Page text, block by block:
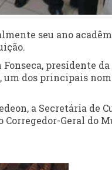
seu ano
presidente
um dos principais
a Secretária de
Corregedor-Geral do